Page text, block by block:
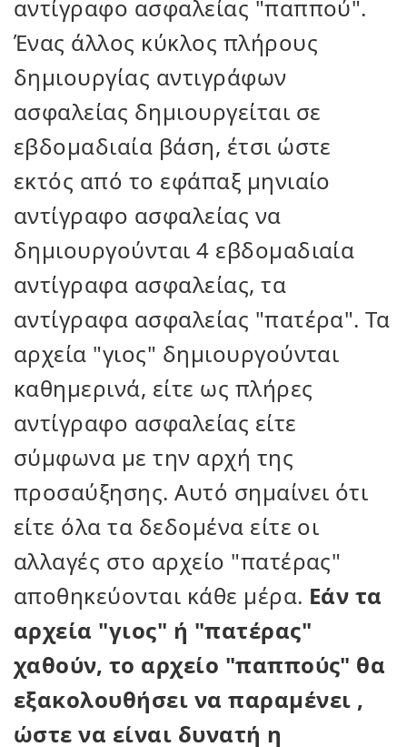
αντίγραφο ασφαλείας "παππού".
Ένας άλλος κύκλος πλήρους
δημιουργίας αντιγράφων
ασφαλείας δημιουργείται σε
εβδομαδιαία βάση, έτσι ώστε
εκτός από το εφάπαξ μηνιαίο
αντίγραφο ασφαλείας να
δημιουργούνται 4 εβδομαδιαία
αντίγραφα ασφαλείας, τα
αντίγραφα ασφαλείας "πατέρα". Τα
αρχεία "γιος" δημιουργούνται
καθημερινά, είτε ως πλήρες
αντίγραφο ασφαλείας είτε
σύμφωνα με την αρχή της
προσαύξησης. Αυτό σημαίνει ότι
είτε όλα τα δεδομένα είτε οι
αλλαγές στο αρχείο "πατέρας"
αποθηκεύονται κάθε μέρα. Εάν τα
αρχεία "γιος" ή "πατέρας"
χαθούν, το αρχείο "παππούς" θα
εξακολουθήσει να παραμένει ,
ώστε να είναι δυνατή η